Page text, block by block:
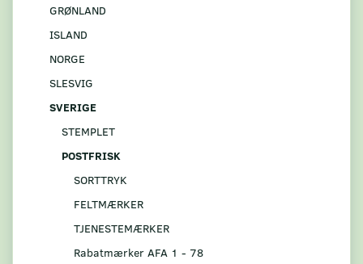
GRØNLAND
ISLAND
NORGE
SLESVIG
SVERIGE
STEMPLET
POSTFRISK
SORTTRYK
FELTMÆRKER
TJENESTEMÆRKER
Rabatmærker AFA 1 - 78